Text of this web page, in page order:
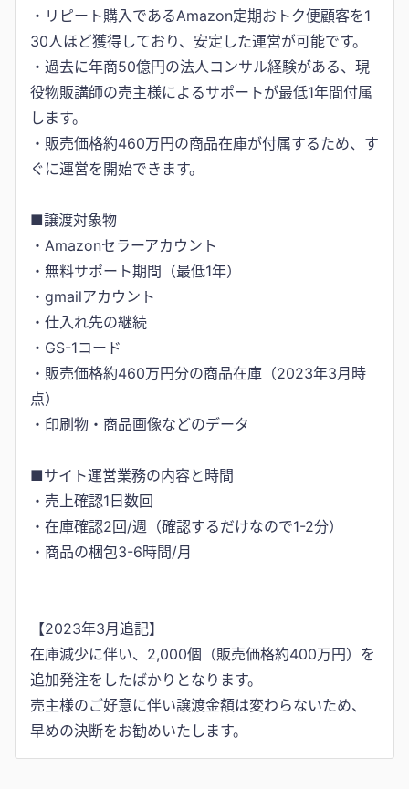
・リピート購入であるAmazon定期おトク便顧客を1
30人ほど獲得しており、安定した運営が可能です。
・過去に年商50億円の法人コンサル経験がある、現
役物販講師の売主様によるサポートが最低1年間付属
します。
・販売価格約460万円の商品在庫が付属するため、す
ぐに運営を開始できます。
■譲渡対象物
・Amazonセラーアカウント
・無料サポート期間（最低1年）
・gmailアカウント
・仕入れ先の継続
・GS-1コード
・販売価格約460万円分の商品在庫（2023年3月時
点）
・印刷物・商品画像などのデータ
■サイト運営業務の内容と時間
・売上確認1日数回
・在庫確認2回/週（確認するだけなので1-2分）
・商品の梱包3-6時間/月
【2023年3月追記】
在庫減少に伴い、2,000個（販売価格約400万円）を
追加発注をしたばかりとなります。
売主様のご好意に伴い譲渡金額は変わらないため、